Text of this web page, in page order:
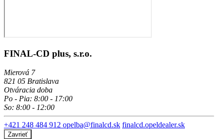
FINAL-CD plus, s.r.o.
Mierová 7
821 05 Bratislava
Otváracia doba
Po - Pia: 8:00 - 17:00
So: 8:00 - 12:00
+421 248 484 912 opelba@finalcd.sk finalcd.opeldealer.sk
Zavrieť